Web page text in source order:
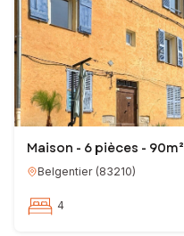
Maison - 6 pièces - 90m²
Belgentier (83210)
4